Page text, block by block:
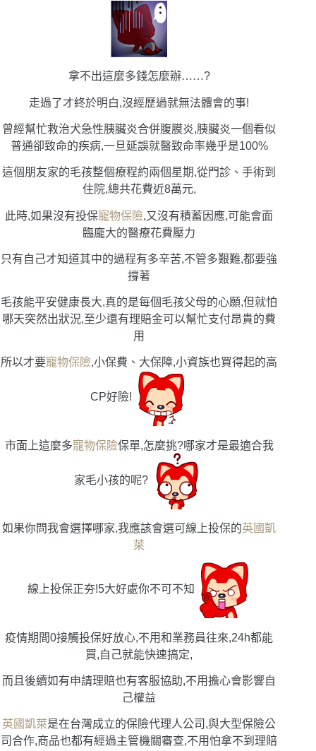
拿不出這麼多錢怎麼辦……?
走過了才終於明白,沒經歷過就無法體會的事!
曾經幫忙救治犬急性胰臟炎合併腹膜炎,胰臟炎一個看似
普通卻致命的疾病,一旦延誤就醫致命率幾乎是100%
這個朋友家的毛孩整個療程約兩個星期,從門診、手術到
住院,總共花費近8萬元,
此時,如果沒有投保寵物保險,又沒有積蓄因應,可能會面
臨龐大的醫療花費壓力
只有自己才知道其中的過程有多辛苦,不管多艱難,都要強
撐著
毛孩能平安健康長大,真的是每個毛孩父母的心願,但就怕
哪天突然出狀況,至少還有理賠金可以幫忙支付昂貴的費
用
所以才要寵物保險,小保費、大保障,小資族也買得起的高
CP好險!
市面上這麼多寵物保險保單,怎麼挑?哪家才是最適合我
家毛小孩的呢?
如果你問我會選擇哪家,我應該會選可線上投保的英國凱
萊
線上投保正夯!5大好處你不可不知
疫情期間0接觸投保好放心,不用和業務員往來,24h都能
買,自己就能快速搞定,
而且後續如有申請理賠也有客服協助,不用擔心會影響自
己權益
英國凱萊是在台灣成立的保險代理人公司,與大型保險公
司合作,商品也都有經過主管機關審查,不用怕拿不到理賠